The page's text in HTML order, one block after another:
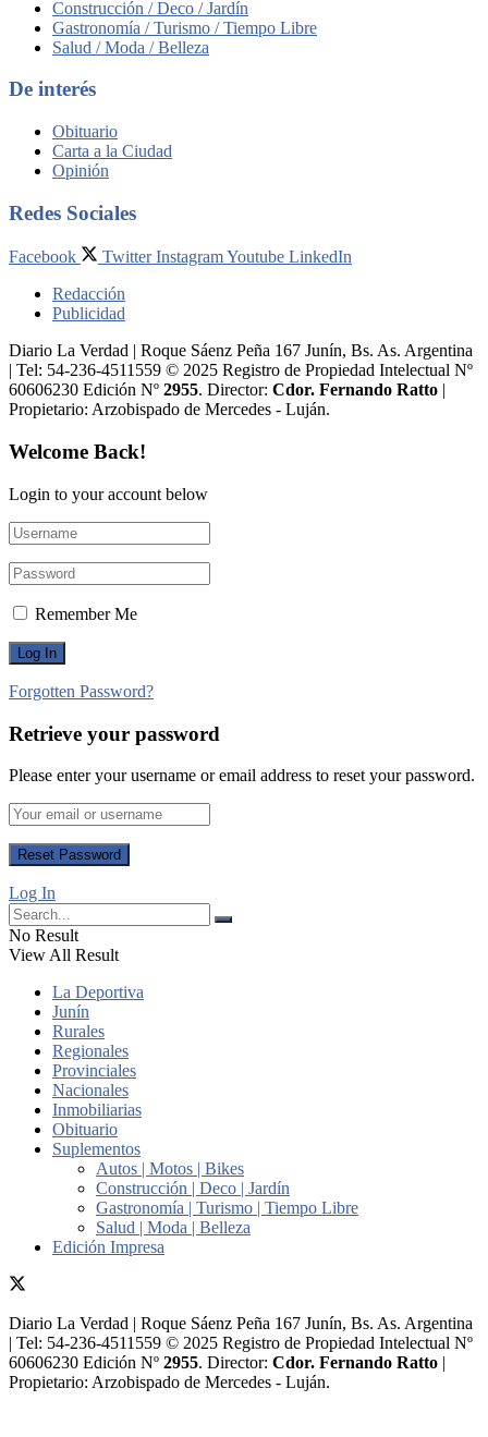
Construcción / Deco / Jardín
Gastronomía / Turismo / Tiempo Libre
Salud / Moda / Belleza
De interés
Obituario
Carta a la Ciudad
Opinión
Redes Sociales
Facebook Twitter InstagramYoutube LinkedIn
Redacción
Publicidad
Diario La Verdad | Roque Sáenz Peña 167 Junín, Bs. As. Argentina
| Tel: 54-236-4511559 © 2025 Registro de Propiedad Intelectual Nº
60606230 Edición Nº 2955. Director:​ Cdor. Fernando Ratto |
Propietario:​ Arzobispado de Mercedes - Luján.
Welcome Back!
Login to your account below
Remember Me
Forgotten Password?
Retrieve your password
Please enter your username or email address to reset your password.
Log In
No Result
View All Result
La Deportiva
Junín
Rurales
Regionales
Provinciales
Nacionales
Inmobiliarias
Obituario
Suplementos
Autos | Motos | Bikes
Construcción | Deco | Jardín
Gastronomía | Turismo | Tiempo Libre
Salud | Moda | Belleza
Edición Impresa
Diario La Verdad | Roque Sáenz Peña 167 Junín, Bs. As. Argentina
| Tel: 54-236-4511559 © 2025 Registro de Propiedad Intelectual Nº
60606230 Edición Nº 2955. Director:​ Cdor. Fernando Ratto |
Propietario:​ Arzobispado de Mercedes - Luján.